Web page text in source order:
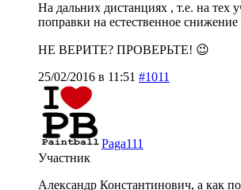
На дальних дистанциях , т.е. на тех
поправки на естественное
НЕ ВЕРИТЕ? ПРОВЕРЬТЕ! 😉
25/02/2016 в 11:51 #1011
Paga111
Участник
Александр Константинович, а как